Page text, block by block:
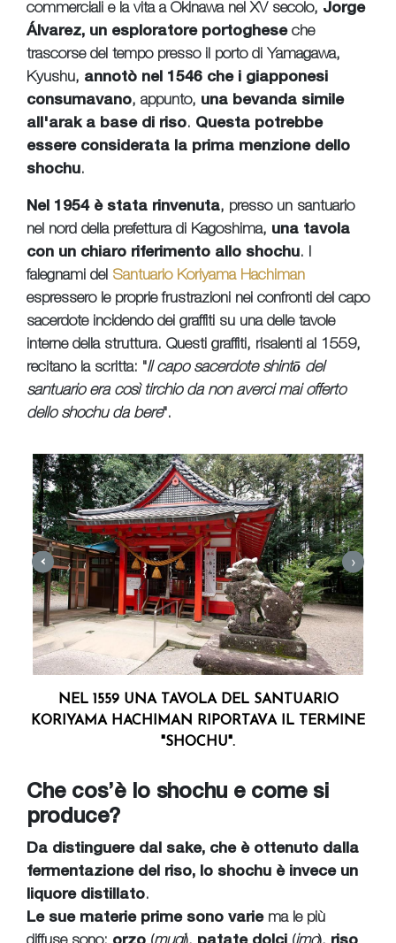
commerciali e la vita a Okinawa nel XV secolo, Jorge
Álvarez, un esploratore portoghese che
trascorse del tempo presso il porto di Yamagawa,
Kyushu, annotò nel 1546 che i giapponesi
consumavano, appunto, una bevanda simile
all'arak a base di riso. Questa potrebbe
essere considerata la prima menzione dello
shochu.
Nel 1954 è stata rinvenuta, presso un santuario
nel nord della prefettura di Kagoshima, una tavola
con un chiaro riferimento allo shochu. I
falegnami del Santuario Koriyama Hachiman
espressero le proprie frustrazioni nei confronti del capo
sacerdote incidendo dei graffiti su una delle tavole
interne della struttura. Questi graffiti, risalenti al 1559,
recitano la scritta: "Il capo sacerdote shintō del
santuario era così tirchio da non averci mai offerto
dello shochu da bere".
NEL 1559 UNA TAVOLA DEL SANTUARIO
KORIYAMA HACHIMAN RIPORTAVA IL TERMINE
"SHOCHU".
‹ ›
Che cos’è lo shochu e come si
produce?
Da distinguere dal sake, che è ottenuto dalla
fermentazione del riso, lo shochu è invece un
liquore distillato.
Le sue materie prime sono variema le più